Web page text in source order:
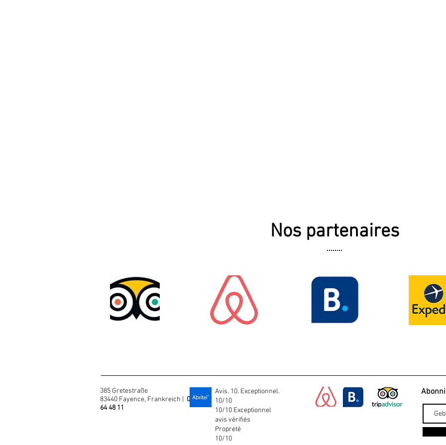
Nos partenaires
385 Gretestraße
83440 Fayence, Frankreich | 06 70
64 48 11
Avis. 10. Exceptionnel.
10/10
10/10 Exceptionnel
avis vérifiés
Propreté
10/10